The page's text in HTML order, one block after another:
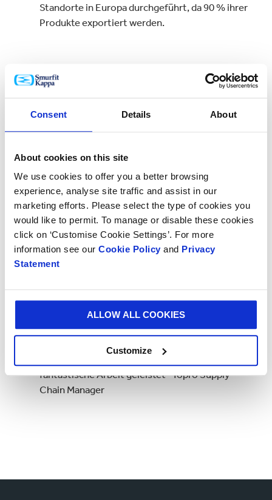
Consent Details About
About cookies on this site
We use cookies to offer you a better browsing
experience, analyse site traffic and assist in our
marketing efforts. Please select the type of cookies you
would like to permit. To manage or disable these cookies
click on ‘Customise Cookie Settings’. For more
information see our Cookie Policy and Privacy
Statement
ALLOW ALL COOKIES
Customize
Standorte in Europa durchgeführt, da 90 % ihrer
Produkte exportiert werden.
Das Ergebnis
Unsere neue konische Verpackungslösung
ermöglicht eine bessere Palettenbefüllung mit
180 Produkten mehr pro LKW
Unsere Lösung für Topro reduzierte die
Logistikkosten um 40 % und die
automatisiert.
einem sehr guten Endprodukt geführt haben,
fantastische Arbeit geleistet“ Topro Supply
Chain Manager